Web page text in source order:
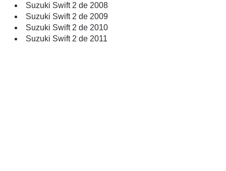
Suzuki Swift 2 de 2008
Suzuki Swift 2 de 2009
Suzuki Swift 2 de 2010
Suzuki Swift 2 de 2011